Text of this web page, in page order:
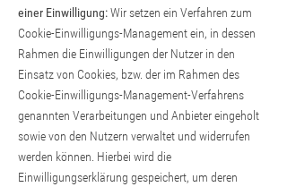
einer Einwilligung:Wir setzen ein Verfahren zum
Cookie-Einwilligungs-Management ein, in dessen
Rahmen die Einwilligungen der Nutzer in den
Einsatz von Cookies, bzw. der im Rahmen des
Cookie-Einwilligungs-Management-Verfahrens
genannten Verarbeitungen und Anbieter eingeholt
sowie von den Nutzern verwaltet und widerrufen
werden können. Hierbei wird die
Einwilligungserklärung gespeichert, um deren